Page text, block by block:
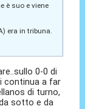
è suo e viene
era in tribuna.
0-0 di
continua a far
di turno,
sotto e da